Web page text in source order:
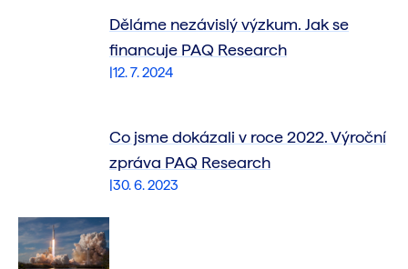
|12. 7. 2024
Děláme nezávislý výzkum. Jak se
financuje PAQ Research
|30. 6. 2023
Co jsme dokázali v roce 2022. Výroční
zpráva PAQ Research